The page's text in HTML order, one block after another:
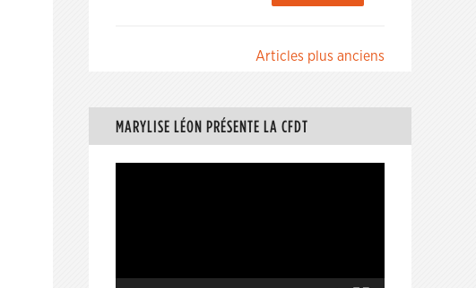
articles
Articles plus anciens
MARYLISE LÉON PRÉSENTE LA CFDT